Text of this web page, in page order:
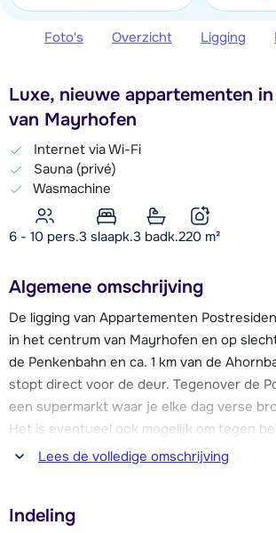
Foto's Overzicht Ligging
Luxe, nieuwe appartementen
van Mayrhofen
Internet via Wi-Fi
Sauna (privé)
Wasmachine
6 - 10 pers.3 slaapk.3 badk.220 m²
Algemene omschrijving
De ligging van Appartementen
in het centrum van Mayrhofen en op
de Penkenbahn en ca. 1 km van de
stopt direct voor de deur. Tegenover de
een supermarkt waar je elke dag verse
Het is eventueel ook mogelijk om tegen
in het naastgelegen Posthotel te boeken.
De appartementen zijn modern ingericht,
Lees de volledige omschrijving
Indeling